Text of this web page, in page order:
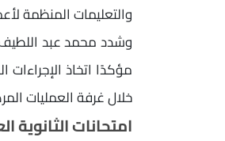
والتعليمات المنظمة
وشدد محمد عبد
مؤكدًا اتخاذ الإجراءات
خلال غرفة العمليات
امتحانات الثانوية